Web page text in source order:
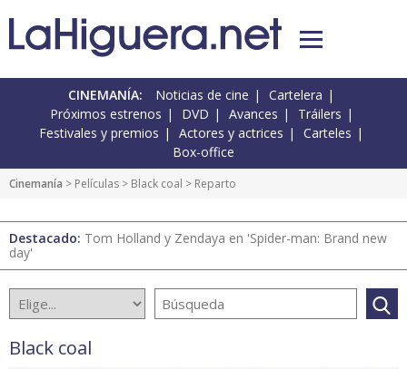
CINEMANÍA: Noticias de cine
Cartelera
Próximos estrenos
DVD Avances
Tráilers
Festivales y premios
Actores y actrices
Carteles
Box-office
Cinemanía > Películas > Black coal > Reparto
Destacado: Tom Holland y Zendaya en 'Spider-man: Brand new
day'
Black coal